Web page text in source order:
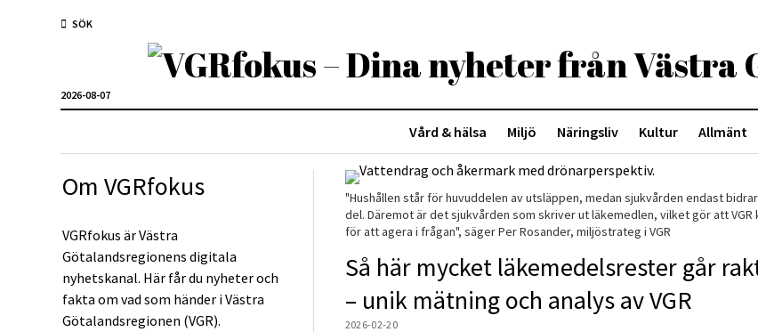
SÖK
2026-08-07
Vård & hälsa Miljö Näringsliv Kultur Allmänt
Om VGRfokus
VGRfokus är Västra
Götalandsregionens digitala
nyhetskanal. Här får du nyheter och
fakta om vad som händer i Västra
Götalandsregionen (VGR).
"Hushållen står för huvuddelen av utsläppen, medan sjukvården endast
del. Däremot är det sjukvården som skriver ut läkemedlen, vilket gör att VGR
för att agera i frågan", säger Per Rosander, miljöstrateg i VGR
Så här mycket läkemedelsrester går
– unik mätning och analys av VGR
2026-02-20